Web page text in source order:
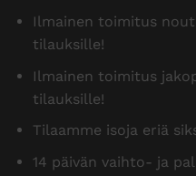
Ilmainen toimitus
tilauksille!
Ilmainen toimitus
tilauksille!
Tilaamme isoja eriä
14 päivän vaihto- ja